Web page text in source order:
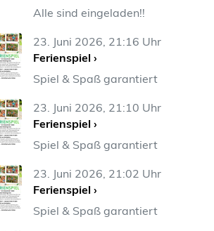
Alle sind eingeladen!!
23. Juni 2026, 21:16 Uhr
Ferienspiel ›
Spiel & Spaß garantiert
23. Juni 2026, 21:10 Uhr
Ferienspiel ›
Spiel & Spaß garantiert
23. Juni 2026, 21:02 Uhr
Ferienspiel ›
Spiel & Spaß garantiert